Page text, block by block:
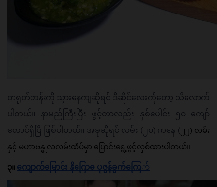
တရုတ်တန်းကို သွားနေကျဆိုရင် ဒီဆိုင်လေးကိုတော့ သိလောက်
ပါတယ်။ နာမည်ကြီးပြီး ဖွင့်တာလည်း နှစ်ပေါင်း ၅၀ ကျော်
တောင်ရှိပြီ ဖြစ်ပါတယ်။ အခုဆိုရင် လမ်း (၂၀) ကနေ (၂၂) လမ်း
နှင့် မဟာဗန္ဓုလလမ်းထိပ်မှာ ပြောင်းရွေ့ဖွင့်လှစ်ထားပါတယ်။
၃။ ကျောက်မြောင်း နိဂြောဓ ပုဇွန်ခွက်ကြော်